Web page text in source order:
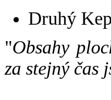
Druhý
"Obsahy
za stejný čas